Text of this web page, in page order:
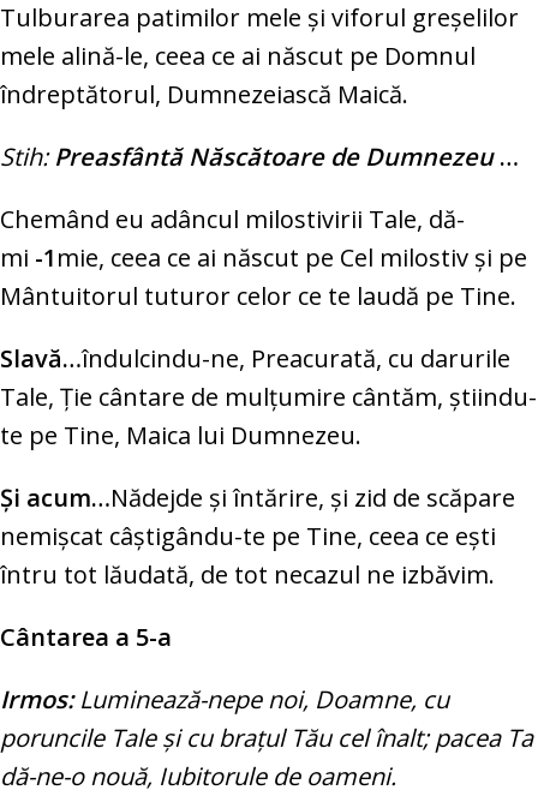
Tulburarea patimilor mele şi viforul greşelilor
mele alină-le, ceea ce ai născut pe Domnul
îndreptătorul, Dumnezeiască Maică.
Stih: Preasfântă Născătoare de Dumnezeu…
Chemând eu adâncul milostivirii Tale, dă-
mi -1mie, ceea ce ai născut pe Cel milostiv şi pe
Mântuitorul tuturor celor ce te laudă pe Tine.
Slavă…îndulcindu-ne, Preacurată, cu darurile
Tale, Ţie cântare de mulţumire cântăm, ştiindu-
te pe Tine, Maica lui Dumnezeu.
Şi acum…Nădejde şi întărire, şi zid de scăpare
nemişcat câştigându-te pe Tine, ceea ce eşti
întru tot lăudată, de tot necazul ne izbăvim.
Cântarea a 5-a
Irmos: Luminează-nepe noi, Doamne, cu
poruncile Tale şi cu braţul Tău cel înalt; pacea Ta
dă-ne-o nouă, Iubitorule de oameni.